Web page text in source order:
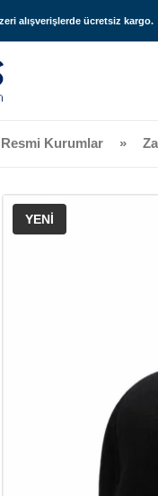
alışverişlerde ücretsiz kargo.
Resmi Kurumlar
YENİ